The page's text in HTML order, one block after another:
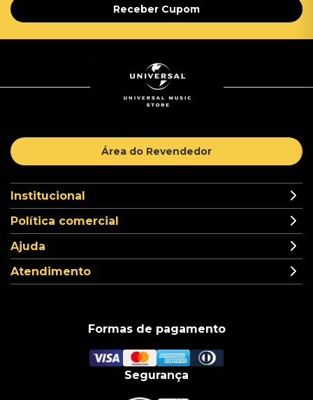
Receber Cupom
Área do Revendedor
Institucional
Política comercial
Ajuda
Atendimento
Formas de pagamento
Segurança